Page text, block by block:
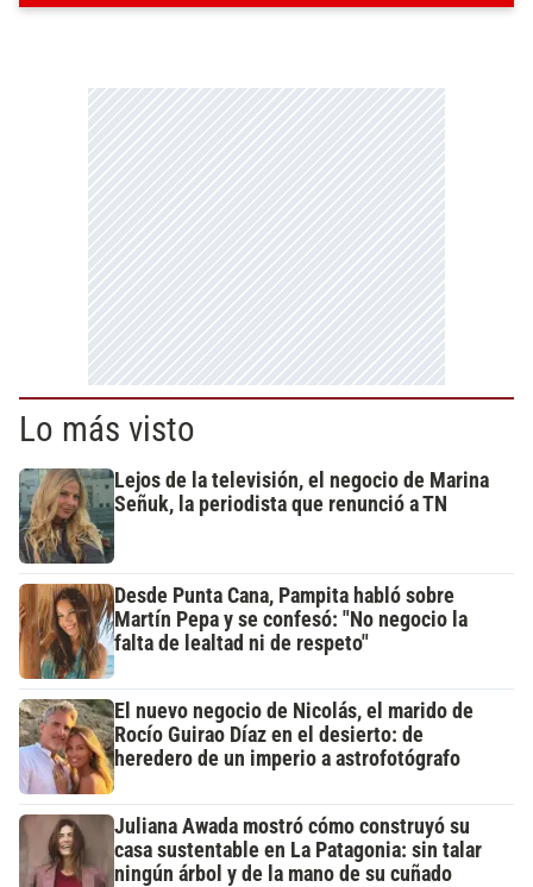
Lo más visto
Lejos de la televisión, el negocio de Marina
Señuk, la periodista que renunció a TN
Desde Punta Cana, Pampita habló sobre
Martín Pepa y se confesó: "No negocio la
falta de lealtad ni de respeto"
El nuevo negocio de Nicolás, el marido de
Rocío Guirao Díaz en el desierto: de
heredero de un imperio a astrofotógrafo
Juliana Awada mostró cómo construyó su
casa sustentable en La Patagonia: sin talar
ningún árbol y de la mano de su cuñado